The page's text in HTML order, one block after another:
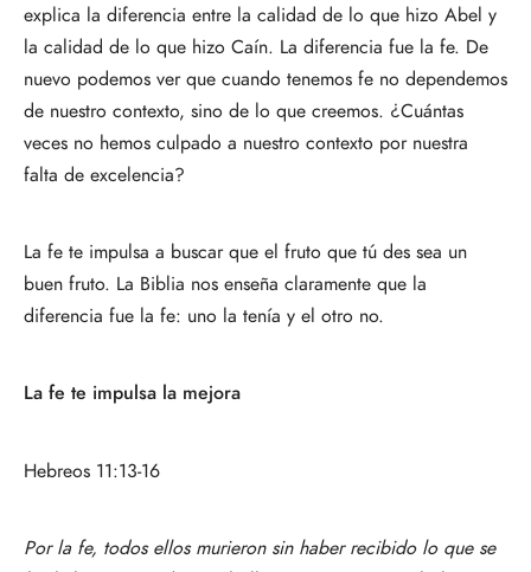
explica la diferencia entre la calidad de lo que hizo Abel y
la calidad de lo que hizo Caín. La diferencia fue la fe. De
nuevo podemos ver que cuando tenemos fe no dependemos
de nuestro contexto, sino de lo que creemos. ¿Cuántas
veces no hemos culpado a nuestro contexto por nuestra
falta de excelencia?
La fe te impulsa a buscar que el fruto que tú des sea un
buen fruto. La Biblia nos enseña claramente que la
diferencia fue la fe: uno la tenía y el otro no.
La fe te impulsa la mejora
Hebreos 11:13-16
Por la fe, todos ellos murieron sin haber recibido lo que se